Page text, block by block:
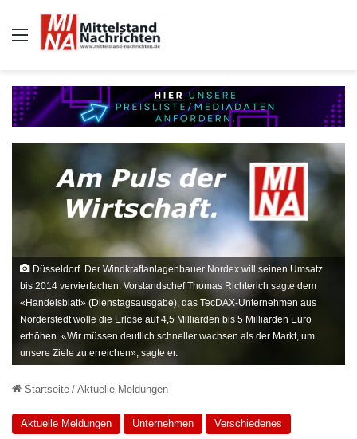
Auswahl
Düsseldorf. Der Windkraftanlagenbauer Nordex will seinen Umsatz
bis 2014 vervierfachen. Vorstandschef Thomas Richterich sagte dem
«Handelsblatt» (Dienstagsausgabe), das TecDAX-Unternehmen aus
Norderstedt wolle die Erlöse auf 4,5 Milliarden bis 5 Milliarden Euro
erhöhen. «Wir müssen deutlich schneller wachsen als der Markt, um
unsere Ziele zu erreichen», sagte er.
Startseite / Aktuelle Meldungen
Aktuelle Meldungen Unternehmen Verschiedenes